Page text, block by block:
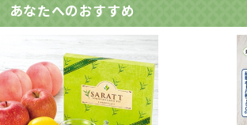
あなたへのおすすめ